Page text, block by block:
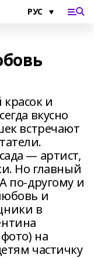
и
вкусно
встречают
— артист,
Но главный
по-другому и
и
в
на
частичку